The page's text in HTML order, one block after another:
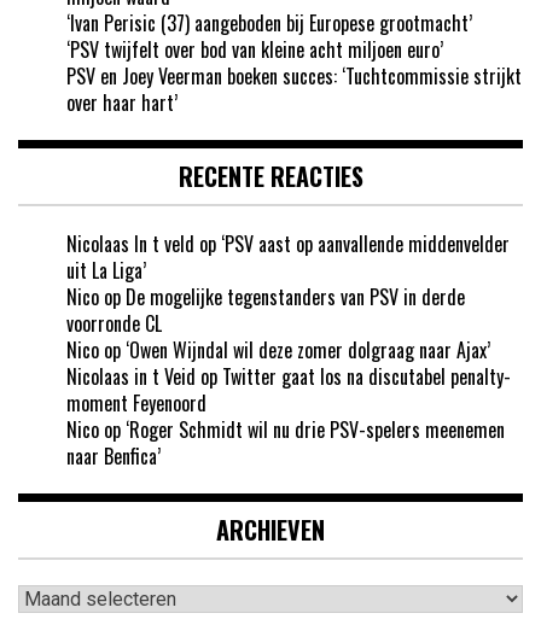
‘Ivan Perisic (37) aangeboden bij Europese grootmacht’
‘PSV twijfelt over bod van kleine acht miljoen euro’
PSV en Joey Veerman boeken succes: ‘Tuchtcommissie strijkt
over haar hart’
RECENTE REACTIES
Nicolaas In t veld op ‘PSV aast op aanvallende middenvelder
uit La Liga’
Nico op De mogelijke tegenstanders van PSV in derde
voorronde CL
Nico op ‘Owen Wijndal wil deze zomer dolgraag naar Ajax’
Nicolaas in t Veid op Twitter gaat los na discutabel penalty-
moment Feyenoord
Nico op ‘Roger Schmidt wil nu drie PSV-spelers meenemen
naar Benfica’
ARCHIEVEN
Archieven